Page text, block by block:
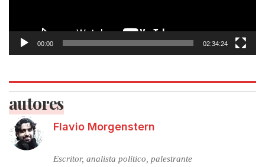
00:00 02:34:24
autores
Flavio Morgenstern
Escritor, analista político, palestrante